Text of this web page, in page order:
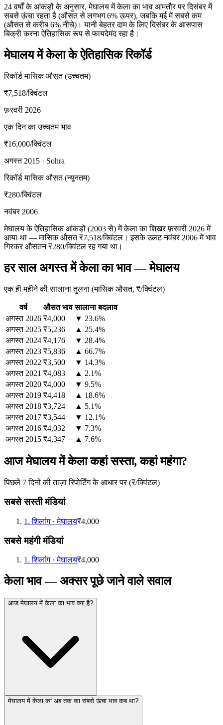
24 वर्षों के आंकड़ों के अनुसार, मेघालय में केला का भाव आमतौर पर दिसंबर में
सबसे ऊंचा रहता है (औसत से लगभग 6% ऊपर), जबकि मई में सबसे कम
(औसत से करीब 6% नीचे)। यानी बेहतर दाम के लिए दिसंबर के आसपास
बिक्री करना ऐतिहासिक रूप से फायदेमंद रहा है।
मेघालय में केला के ऐतिहासिक रिकॉर्ड
रिकॉर्ड मासिक औसत (उच्चतम)
₹7,518/क्विंटल
फ़रवरी 2026
एक दिन का उच्चतम भाव
₹16,000/क्विंटल
अगस्त 2015 · Sohra
रिकॉर्ड मासिक औसत (न्यूनतम)
₹280/क्विंटल
नवंबर 2006
मेघालय के ऐतिहासिक आंकड़ों (2003 से) में केला का शिखर फ़रवरी 2026 में
आया था — मासिक औसत ₹7,518/क्विंटल। इसके उलट नवंबर 2006 में भाव
गिरकर औसतन ₹280/क्विंटल रह गया था।
हर साल अगस्त में केला का भाव — मेघालय
एक ही महीने की सालाना तुलना (मासिक औसत, ₹/क्विंटल)
वर्ष औसत भाव सालाना बदलाव
अगस्त 2026 ₹4,000
▼ 23.6%
अगस्त 2025 ₹5,236
▲ 25.4%
अगस्त 2024 ₹4,176
▼ 28.4%
अगस्त 2023 ₹5,836
▲ 66.7%
अगस्त 2022 ₹3,500
▼ 14.3%
अगस्त 2021 ₹4,083
▲ 2.1%
अगस्त 2020 ₹4,000
▼ 9.5%
अगस्त 2019 ₹4,418
▲ 18.6%
अगस्त 2018 ₹3,724
▲ 5.1%
अगस्त 2017 ₹3,544
▼ 12.1%
अगस्त 2016 ₹4,032
▼ 7.3%
अगस्त 2015 ₹4,347 ▲ 7.6%
आज मेघालय में केला कहां सस्ता, कहां महंगा?
पिछले 7 दिनों की ताज़ा रिपोर्टिंग के आधार पर (₹/क्विंटल)
सबसे सस्ती मंडियां
1 .शिलांग·मेघालय₹4,000
सबसे महंगी मंडियां
1 .शिलांग·मेघालय₹4,000
केला भाव — अक्सर पूछे जाने वाले सवाल
आज मेघालय में केला का भाव क्या है?
मेघालय में केला का अब तक का सबसे ऊंचा भाव कब था?